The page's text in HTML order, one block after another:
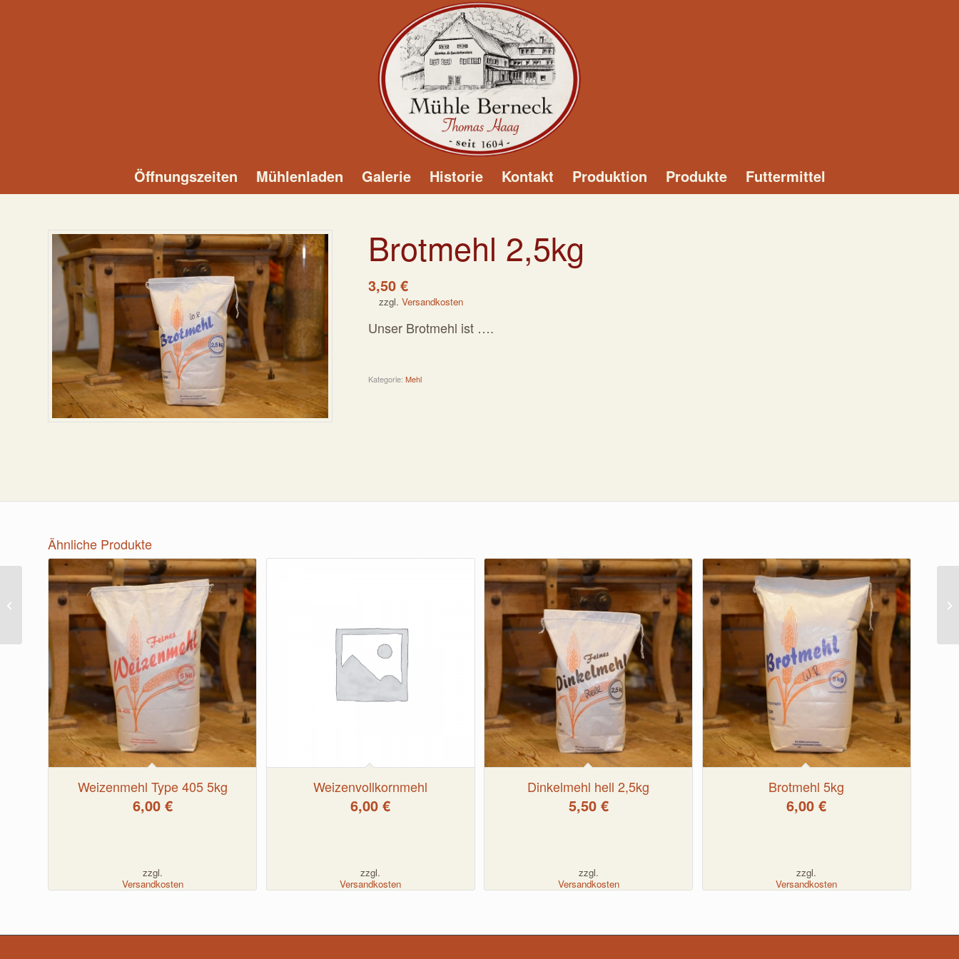
Öffnungszeiten Mühlenladen Galerie Historie Kontakt Produktion Produkte Futtermittel
Brotmehl 2,5kg
3,50€
zzgl.Versandkosten
Unser Brotmehl ist ….
Kategorie:Mehl
Ähnliche Produkte
Weizenmehl Type 405 5kg
6,00 €
zzgl.
Versandkosten
Weizenvollkornmehl
6,00€
zzgl.
Versandkosten
Dinkelmehl hell 2,5kg
5,50 €
zzgl.
Versandkosten
Brotmehl 5kg
6,00€
zzgl.
Versandkosten
Dinkelmehl hell 5kg